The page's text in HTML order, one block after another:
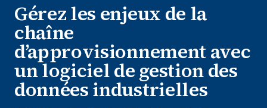
Gérez les enjeux de la
chaîne
d’approvisionnement avec
un logiciel de gestion des
données industrielles